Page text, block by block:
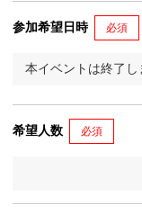
参加希望日時 必須
希望人数 必須